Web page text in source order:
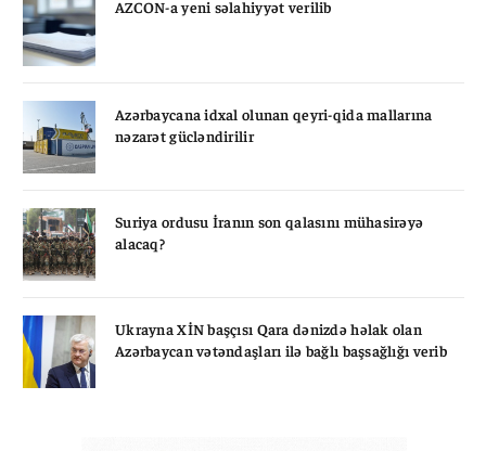
AZCON-a yeni səlahiyyət verilib
Azərbaycana idxal olunan qeyri-qida mallarına
nəzarət gücləndirilir
Suriya ordusu İranın son qalasını mühasirəyə
alacaq?
Ukrayna XİN başçısı Qara dənizdə həlak olan
Azərbaycan vətəndaşları ilə bağlı başsağlığı verib